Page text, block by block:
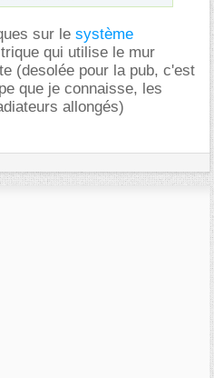
sur le système
qui utilise le mur
(desolée pour la pub, c'est
que je connaisse, les
allongés)